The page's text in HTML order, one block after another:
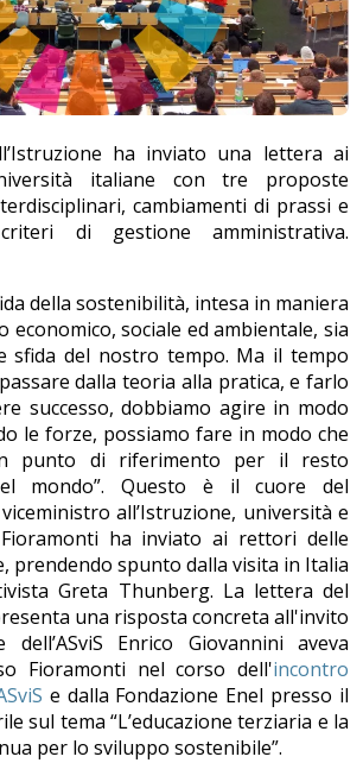
ha inviato una lettera ai
italiane con tre proposte
cambiamenti di prassi e
di gestione amministrativa.
della sostenibilità, intesa in maniera
economico, sociale ed ambientale, sia
sfida del nostro tempo. Ma il tempo
dalla teoria alla pratica, e farlo
successo, dobbiamo agire in modo
le forze, possiamo fare in modo che
punto di riferimento per il resto
mondo”. Questo è il cuore del
all’Istruzione, università e
ha inviato ai rettori delle
prendendo spunto dalla visita in Italia
Greta Thunberg. La lettera del
una risposta concreta all'invito
Enrico Giovannini aveva
Fioramonti nel corso dell'incontro
e dalla Fondazione Enel presso il
sul tema “L’educazione terziaria e la
per lo sviluppo sostenibile”.